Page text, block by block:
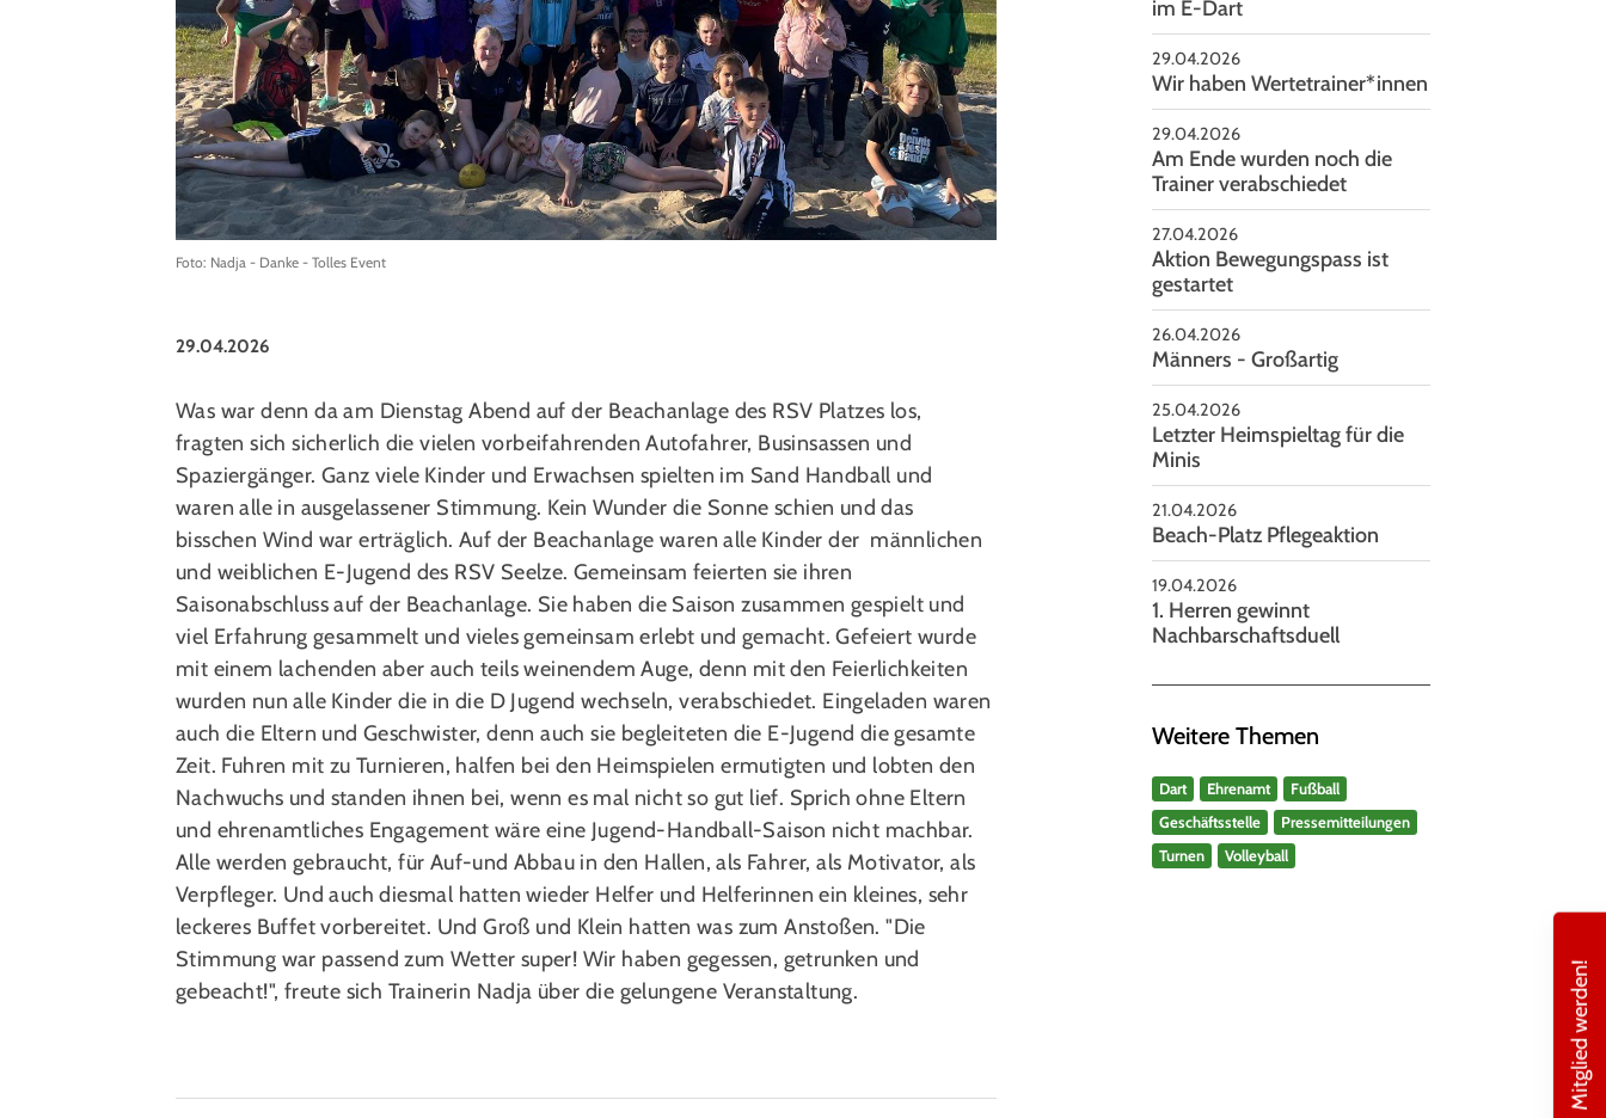
Foto: Nadja - Danke - Tolles Event Foto Nadja: Auf Euch alle!
29.04.2026
Was war denn da am Dienstag Abend auf der Beachanlage des RSV Platzes los,
fragten sich sicherlich die vielen vorbeifahrenden Autofahrer, Businsassen und
Spaziergänger. Ganz viele Kinder und Erwachsen spielten im Sand Handball und
waren alle in ausgelassener Stimmung. Kein Wunder die Sonne schien und das
bisschen Wind war erträglich. Auf der Beachanlage waren alle Kinder der männlichen
und weiblichen E-Jugend des RSV Seelze. Gemeinsam feierten sie ihren
Saisonabschluss auf der Beachanlage. Sie haben die Saison zusammen gespielt und
viel Erfahrung gesammelt und vieles gemeinsam erlebt und gemacht. Gefeiert wurde
mit einem lachenden aber auch teils weinendem Auge, denn mit den Feierlichkeiten
wurden nun alle Kinder die in die D Jugend wechseln, verabschiedet. Eingeladen waren
auch die Eltern und Geschwister, denn auch sie begleiteten die E-Jugend die gesamte
Zeit. Fuhren mit zu Turnieren, halfen bei den Heimspielen ermutigten und lobten den
Nachwuchs und standen ihnen bei, wenn es mal nicht so gut lief. Sprich ohne Eltern
und ehrenamtliches Engagement wäre eine Jugend-Handball-Saison nicht machbar.
Alle werden gebraucht, für Auf-und Abbau in den Hallen, als Fahrer, als Motivator, als
Verpfleger. Und auch diesmal hatten wieder Helfer und Helferinnen ein kleines, sehr
leckeres Buffet vorbereitet. Und Groß und Klein hatten was zum Anstoßen. "Die
Stimmung war passend zum Wetter super! Wir haben gegessen, getrunken und
gebeacht!", freute sich Trainerin Nadja über die gelungene Veranstaltung.
im E-Dart
29.04.2026
Wir haben Wertetrainer*innen
29.04.2026
Am Ende wurden noch die
Trainer verabschiedet
27.04.2026
Aktion Bewegungspass ist
gestartet
26.04.2026
Männers - Großartig
25.04.2026
Letzter Heimspieltag für die
Minis
21.04.2026
Beach-Platz Pflegeaktion
19.04.2026
1. Herren gewinnt
Nachbarschaftsduell
Weitere Themen
Dart Ehrenamt
Fußball
Geschäftsstelle
Pressemitteilungen
Turnen
Volleyball
Mitglied werden!